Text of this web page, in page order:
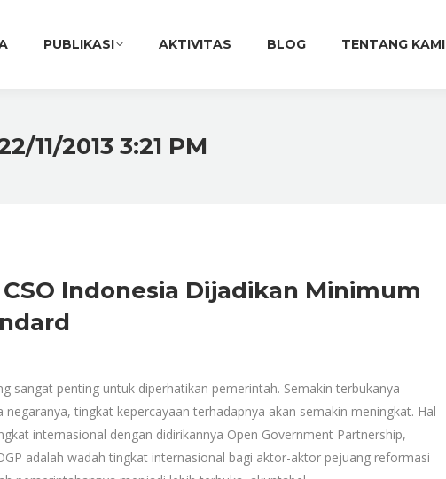
PUBLIKASI AKTIVITAS BLOG TENTANG KAMI
11/2013 3:21 PM
Indonesia Dijadikan Minimum
sangat penting untuk diperhatikan pemerintah. Semakin terbukanya
tingkat kepercayaan terhadapnya akan semakin meningkat. Hal
internasional dengan didirikannya Open Government Partnership,
adalah wadah tingkat internasional bagi aktor-aktor pejuang reformasi